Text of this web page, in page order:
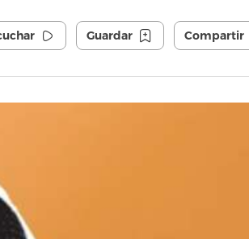
Guardar Compartir